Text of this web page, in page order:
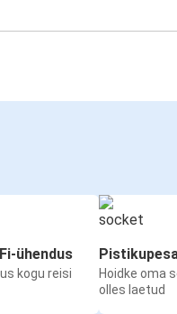
ühendus
kogu reisi
Hoidke oma
olles laetud